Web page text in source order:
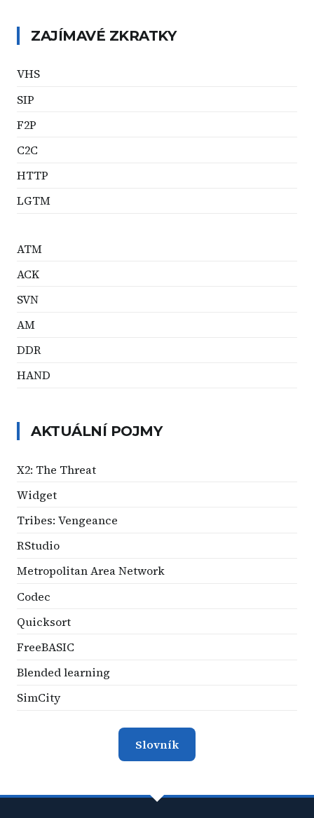
ZAJÍMAVÉ ZKRATKY
VHS
SIP
F2P
C2C
HTTP
LGTM
ATM
ACK
SVN
AM
DDR
HAND
AKTUÁLNÍ POJMY
X2: The Threat
Widget
Tribes: Vengeance
RStudio
Metropolitan Area Network
Codec
Quicksort
FreeBASIC
Blended learning
SimCity
Slovník